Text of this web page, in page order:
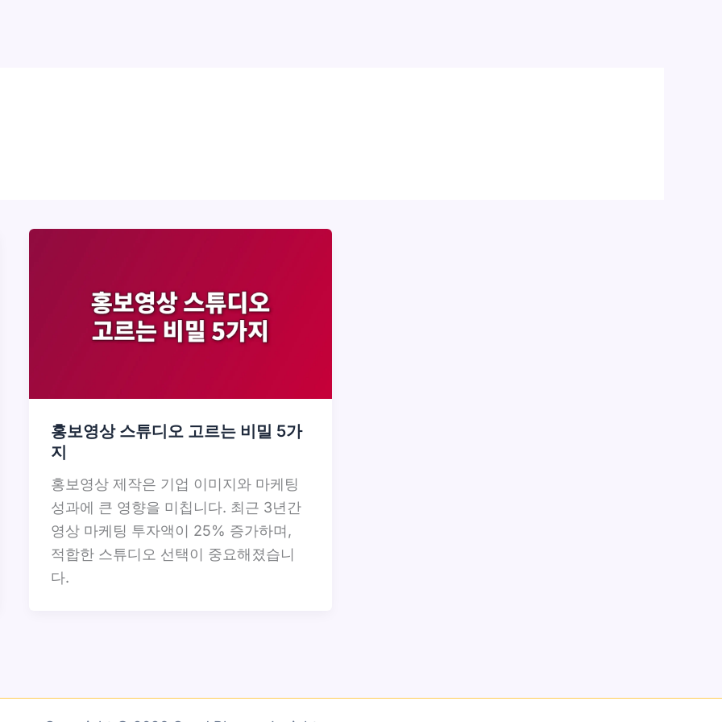
홍보영상 스튜디오 고르는 비밀 5가
지
홍보영상 제작은 기업 이미지와 마케팅
성과에 큰 영향을 미칩니다. 최근 3년간
영상 마케팅 투자액이 25% 증가하며,
적합한 스튜디오 선택이 중요해졌습니
다.